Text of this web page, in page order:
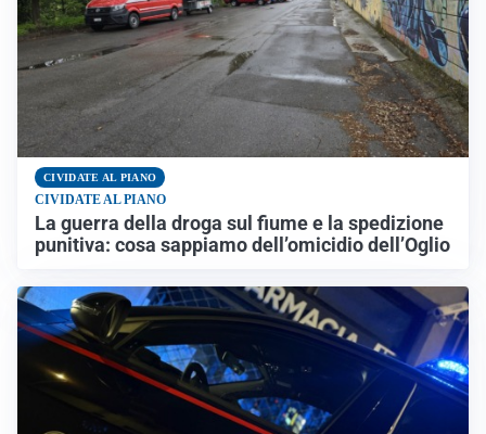
CIVIDATE AL PIANO
CIVIDATE AL PIANO
La guerra della droga sul fiume e la spedizione
punitiva: cosa sappiamo dell’omicidio dell’Oglio